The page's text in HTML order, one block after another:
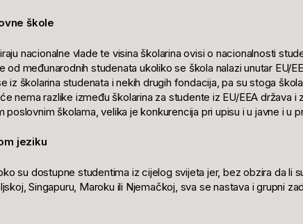
škole
nacionalne vlade te visina školarina ovisi o nacionalnosti
od međunarodnih studenata ukoliko se škola nalazi unutar EU/
iz školarina studenata i nekih drugih fondacija, pa su stoga
nema razlike između školarina za studente iz EU/EEA država i
poslovnim školama, velika je konkurencija pri upisu i u javne i u
jeziku
su dostupne studentima iz cijelog svijeta jer, bez obzira da li
Singapuru, Maroku ili Njemačkoj, sva se nastava i grupni